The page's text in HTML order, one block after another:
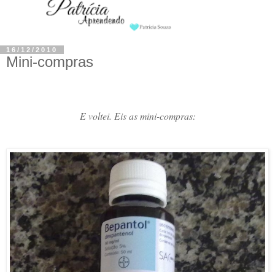
16/12/2010
Mini-compras
E voltei. Eis as mini-compras: